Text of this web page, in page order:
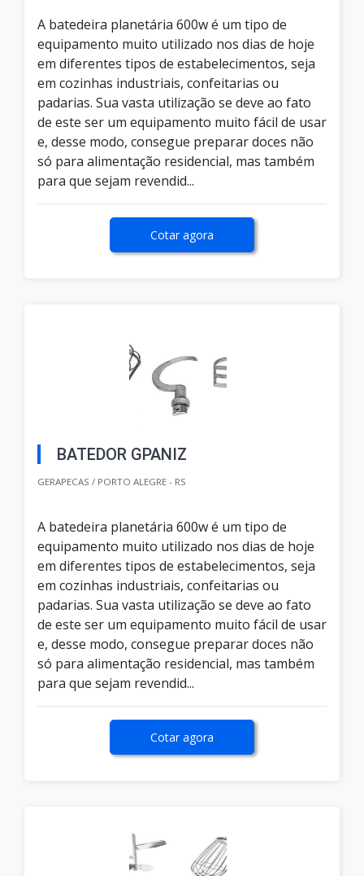
A batedeira planetária 600w é um tipo de
equipamento muito utilizado nos dias de hoje
em diferentes tipos de estabelecimentos, seja
em cozinhas industriais, confeitarias ou
padarias. Sua vasta utilização se deve ao fato
de este ser um equipamento muito fácil de usar
e, desse modo, consegue preparar doces não
só para alimentação residencial, mas também
para que sejam revendid...
Cotar agora
BATEDOR GPANIZ
GERAPECAS / PORTO ALEGRE - RS
A batedeira planetária 600w é um tipo de
equipamento muito utilizado nos dias de hoje
em diferentes tipos de estabelecimentos, seja
em cozinhas industriais, confeitarias ou
padarias. Sua vasta utilização se deve ao fato
de este ser um equipamento muito fácil de usar
e, desse modo, consegue preparar doces não
só para alimentação residencial, mas também
para que sejam revendid...
Cotar agora